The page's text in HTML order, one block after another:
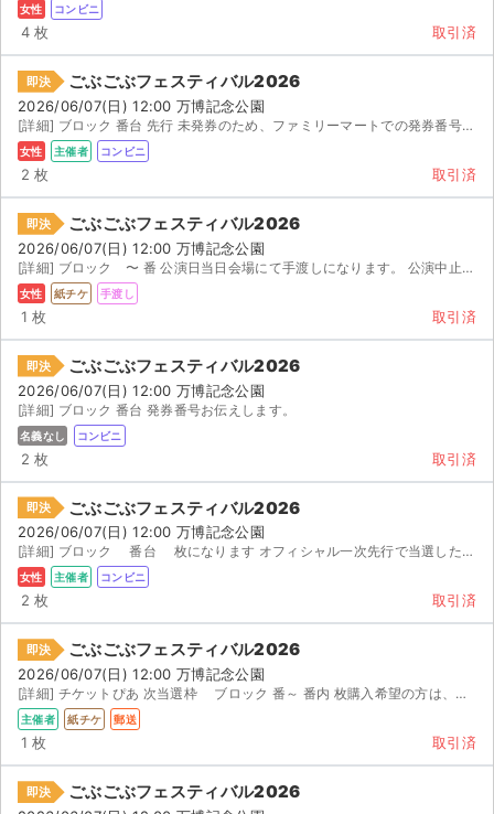
女性 コンビニ
4 枚 取引済
即決 ごぶごぶフェスティバル2026
2026/06/07(日) 12:00 万博記念公園
[詳細] ブロック 番台 先行 未発券のため、ファミリーマートでの発券番号をお伝えします...
女性 主催者 コンビニ
2 枚 取引済
即決 ごぶごぶフェスティバル2026
2026/06/07(日) 12:00 万博記念公園
[詳細] ブロック 〜 番 公演日当日会場にて手渡しになります。 公演中止以外のキャンセル返金不可
女性 紙チケ 手渡し
1 枚 取引済
即決 ごぶごぶフェスティバル2026
2026/06/07(日) 12:00 万博記念公園
[詳細] ブロック 番台 発券番号お伝えします。
名義なし コンビニ
2 枚 取引済
即決 ごぶごぶフェスティバル2026
2026/06/07(日) 12:00 万博記念公園
[詳細] ブロック 番台 枚になります オフィシャル一次先行で当選したチケットになります。土...
女性 主催者 コンビニ
2 枚 取引済
即決 ごぶごぶフェスティバル2026
2026/06/07(日) 12:00 万博記念公園
[詳細] チケットぴあ 次当選枠 ブロック 番～ 番内 枚購入希望の方は、多少お値下げ...
主催者 紙チケ 郵送
1 枚 取引済
即決 ごぶごぶフェスティバル2026